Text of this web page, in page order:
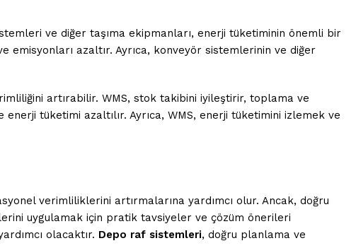
ve diğer taşıma ekipmanları, enerji tüketiminin önemli bir
azaltır. Ayrıca, konveyör sistemlerinin ve diğer
artırabilir. WMS, stok takibini iyileştirir, toplama ve
tüketimi azaltılır. Ayrıca, WMS, enerji tüketimini izlemek ve
verimliliklerini artırmalarına yardımcı olur. Ancak, doğru
uygulamak için pratik tavsiyeler ve çözüm önerileri
olacaktır. Depo raf sistemleri, doğru planlama ve